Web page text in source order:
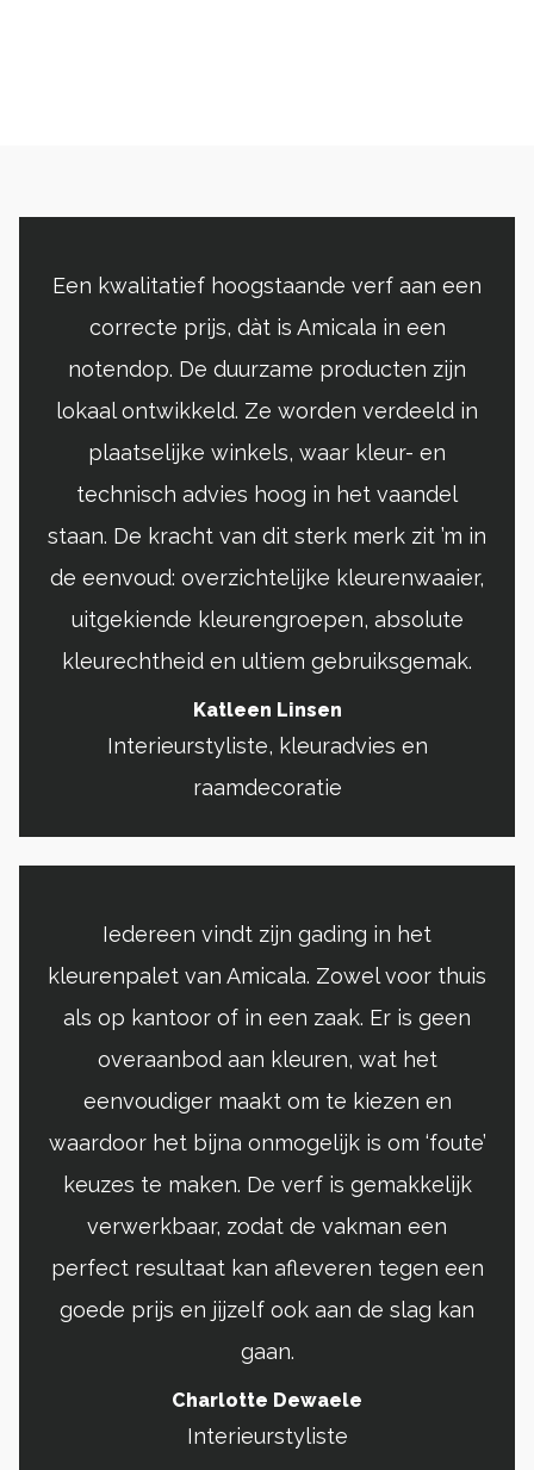
Een kwalitatief hoogstaande verf aan een
correcte prijs, dàt is Amicala in een
notendop. De duurzame producten zijn
lokaal ontwikkeld. Ze worden verdeeld in
plaatselijke winkels, waar kleur- en
technisch advies hoog in het vaandel
staan. De kracht van dit sterk merk zit ’m in
de eenvoud: overzichtelijke kleurenwaaier,
uitgekiende kleurengroepen, absolute
kleurechtheid en ultiem gebruiksgemak.
Katleen Linsen
Interieurstyliste, kleuradvies en
raamdecoratie
Iedereen vindt zijn gading in het
kleurenpalet van Amicala. Zowel voor thuis
als op kantoor of in een zaak. Er is geen
overaanbod aan kleuren, wat het
eenvoudiger maakt om te kiezen en
waardoor het bijna onmogelijk is om ‘foute’
keuzes te maken. De verf is gemakkelijk
verwerkbaar, zodat de vakman een
perfect resultaat kan afleveren tegen een
goede prijs en jijzelf ook aan de slag kan
gaan.
Charlotte Dewaele
Interieurstyliste